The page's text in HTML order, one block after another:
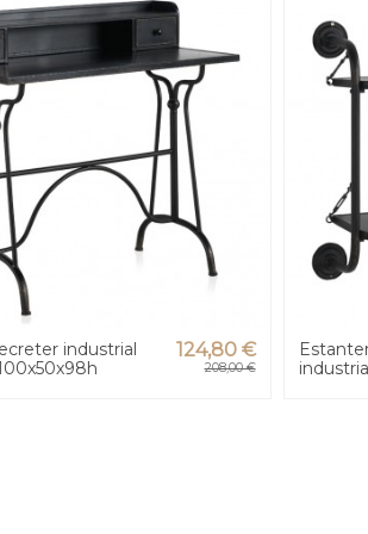
industrial
124,80 €
208,00 €